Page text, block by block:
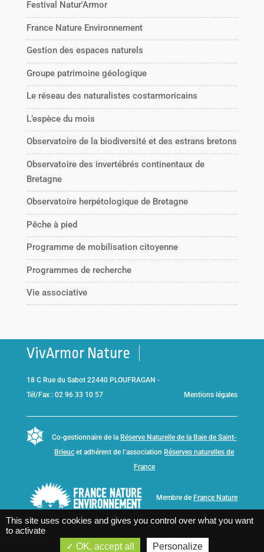
Festival Natur'Armor
France Nature Environnement
Gestion des espaces naturels
Groupe patrimoine géologique
Le réseau des naturalistes costarmoricains
L’espèce du mois
Observatoire de la biodiversité et des estrans bretons
Observatoire des invertébrés continentaux de
Bretagne
Observatoire herpétologique de Bretagne
Pêche à pied
Programme de mobilisation citoyenne
Programmes de recherche
Vie associative
VivArmor Nature
18 C Rue du Sabot 22440 PLOUFRAGAN -
Tél/Fax : 02 96 33 10 57
Mentions légales
Co-gestionnaire de la Réserve Naturelle de la Baie de Saint-
Brieuc et adhérent de l’association Réserves naturelles de
France
Membre de France Nature
This site uses cookies and gives you control over what you want
to activate
OK, accept all
Personalize